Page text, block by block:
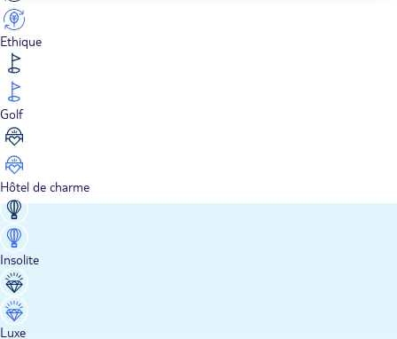
Ethique
Golf
Hôtel de charme
Insolite
Luxe